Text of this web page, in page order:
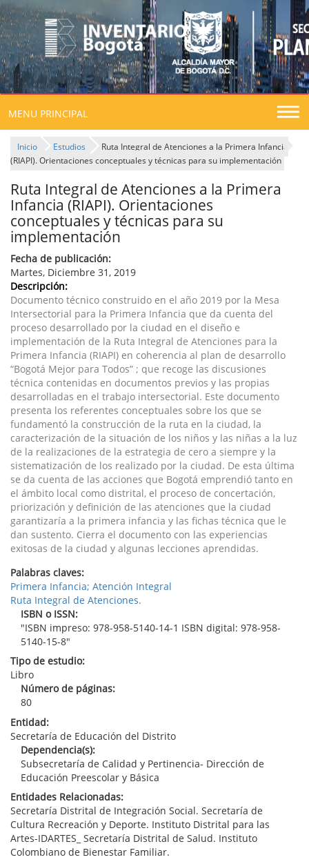
MENU PRINCIPAL
Inicio Estudios
Ruta Integral de Atenciones a la Primera Infancia
(RIAPI). Orientaciones conceptuales y técnicas para su implementación
Ruta Integral de Atenciones a la Primera
Infancia (RIAPI). Orientaciones
conceptuales y técnicas para su
implementación
Fecha de publicación:
Martes, Diciembre 31, 2019
Descripción:
Documento técnico construido en el año 2019 por la Mesa
Intersectorial para la Primera Infancia que da cuenta del
proceso desarrollado por la ciudad en el diseño e
implementación de la Ruta Integral de Atenciones para la
Primera Infancia (RIAPI) en coherencia al plan de desarrollo
“Bogotá Mejor para Todos” ; que recoge las discusiones
técnica contenidas en documentos previos y las propias
desarrolladas en el trabajo intersectorial. Este documento
presenta los referentes conceptuales sobre los que se
fundamentó la construcción de la ruta en la ciudad, la
caracterización de la situación de los niños y las niñas a la luz
de la realizaciones de la estrategia de cero a siempre y la
sistematización de los realizado por la ciudad. De esta última
se da cuenta de las acciones que Bogotá emprendió tanto en
el ámbito local como distrital, el proceso de concertación,
priorización y definición de las atenciones que la ciudad
garantizaría a la primera infancia y las fichas técnica que le
dan sustento. Cierra el documento con las experiencias
exitosas de la ciudad y algunas lecciones aprendidas.
Palabras claves:
Primera Infancia; Atención Integral
Ruta Integral de Atenciones.
ISBN o ISSN:
"ISBN impreso: 978-958-5140-14-1 ISBN digital: 978-958-
5140-15-8"
Tipo de estudio:
Libro
Número de páginas:
80
Entidad:
Secretaría de Educación del Distrito
Dependencia(s):
Subsecretaría de Calidad y Pertinencia- Dirección de
Educación Preescolar y Básica
Entidades Relacionadas:
Secretaría Distrital de Integración Social. Secretaría de
Cultura Recreación y Deporte. Instituto Distrital para las
Artes-IDARTES_ Secretaría Distrital de Salud. Instituto
Colombiano de Bienestar Familiar.